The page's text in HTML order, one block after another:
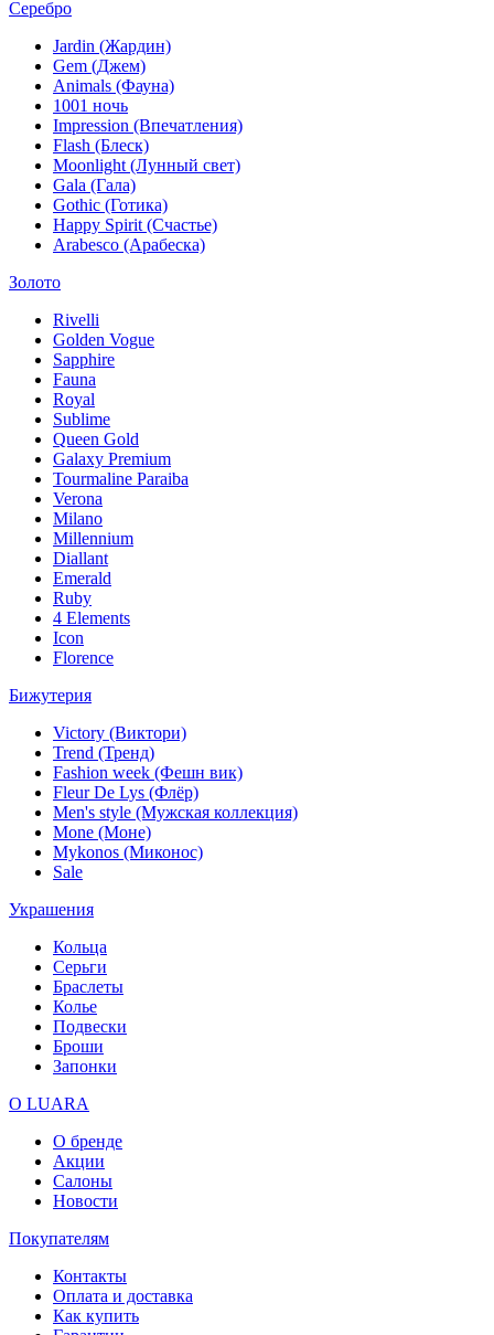
Серебро
Jardin (Жардин)
Gem (Джем)
Animals (Фауна)
1001 ночь
Impression (Впечатления)
Flash (Блеск)
Moonlight (Лунный свет)
Gala (Гала)
Gothic (Готика)
Happy Spirit (Счастье)
Arabesco (Арабеска)
Золото
Rivelli
Golden Vogue
Sapphire
Fauna
Royal
Sublime
Queen Gold
Galaxy Premium
Tourmaline Paraiba
Verona
Milano
Millennium
Diallant
Emerald
Ruby
4 Elements
Icon
Florence
Бижутерия
Victory (Виктори)
Trend (Тренд)
Fashion week (Фешн вик)
Fleur De Lys (Флёр)
Men's style (Мужская коллекция)
Mone (Моне)
Mykonos (Миконос)
Sale
Украшения
Кольца
Серьги
Браслеты
Колье
Подвески
Броши
Запонки
О LUARA
О бренде
Акции
Салоны
Новости
Покупателям
Контакты
Оплата и доставка
Как купить